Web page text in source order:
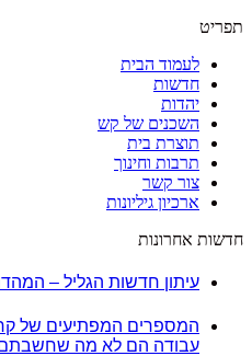
תפריט
לעמוד הבית
חדשות
יהדות
השכנים של קש
תוצרת בית
תרבות וחינוך
צור קשר
ארכיון גיליונות
חדשות אחרונות
עיתון חדשות הגליל –
עבודה הם לא מה